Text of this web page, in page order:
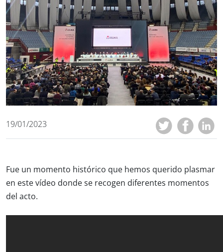
19/01/2023
Fue un momento histórico que hemos querido plasmar
en este vídeo donde se recogen diferentes momentos
del acto.